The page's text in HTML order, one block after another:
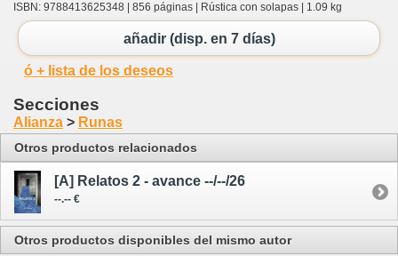
ISBN: 9788413625348 | 856 páginas | Rústica con solapas | 1.09 kg
añadir (disp. en 7 días)
ó + lista de los deseos
Secciones
Alianza > Runas
Otros productos relacionados
[A] Relatos 2 - avance --/--/26
--.-- €
Otros productos disponibles del mismo autor